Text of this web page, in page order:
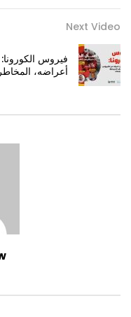
Next Video
فيروس
أعراضه،